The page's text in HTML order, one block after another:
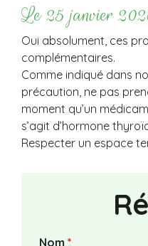
Le 25 janvier
Oui absolument, ces
complémentaires.
Comme indiqué dans
précaution, ne pas
moment qu’un
s’agit d’hormone
Respecter un espace
Nom *